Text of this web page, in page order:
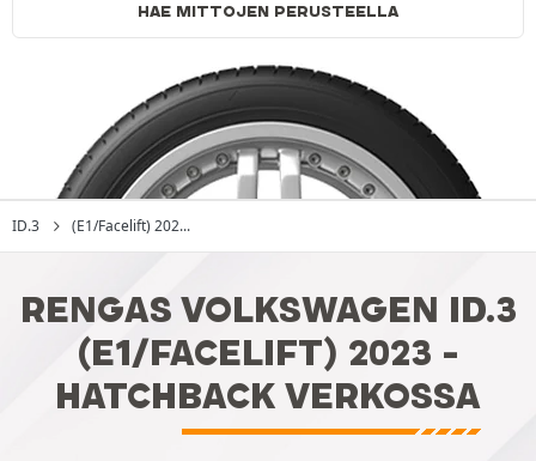
HAE MITTOJEN PERUSTEELLA
ID.3 (E1/Facelift) 202...
RENGAS VOLKSWAGEN ID.3
(E1/FACELIFT) 2023 -
HATCHBACK VERKOSSA